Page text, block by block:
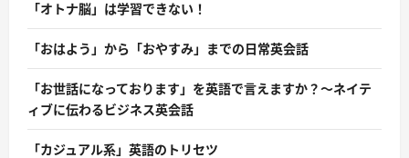
「オトナ脳」は学習できない！
「おはよう」から「おやすみ」までの日常英会話
「お世話になっております」を英語で言えますか？〜ネイテ
ィブに伝わるビジネス英会話
「カジュアル系」英語のトリセツ